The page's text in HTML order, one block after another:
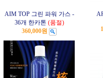
AIM TOP 그린 파워 가스 -
36개 한카톤 (품절)
360,000원